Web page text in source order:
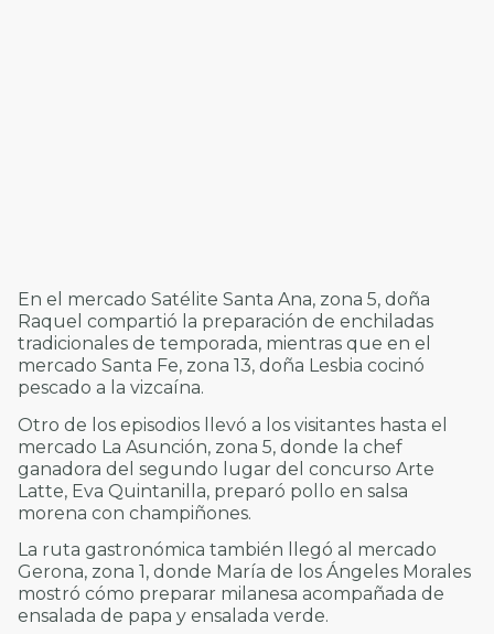
En el mercado Satélite Santa Ana, zona 5, doña
Raquel compartió la preparación de enchiladas
tradicionales de temporada, mientras que en el
mercado Santa Fe, zona 13, doña Lesbia cocinó
pescado a la vizcaína.
Otro de los episodios llevó a los visitantes hasta el
mercado La Asunción, zona 5, donde la chef
ganadora del segundo lugar del concurso Arte
Latte, Eva Quintanilla, preparó pollo en salsa
morena con champiñones.
La ruta gastronómica también llegó al mercado
Gerona, zona 1, donde María de los Ángeles Morales
mostró cómo preparar milanesa acompañada de
ensalada de papa y ensalada verde.